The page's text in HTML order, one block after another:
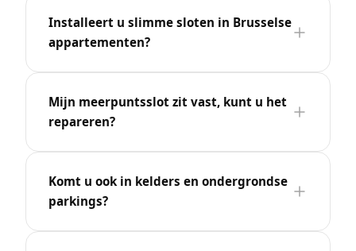
Installeert u slimme sloten in Brusselse
appartementen?
Mijn meerpuntsslot zit vast, kunt u het
repareren?
Komt u ook in kelders en ondergrondse
parkings?